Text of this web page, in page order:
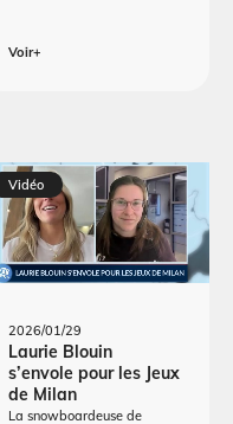
Voir+
Vidéo
2026/01/29
Laurie Blouin
s’envole pour les Jeux
de Milan
La snowboardeuse de